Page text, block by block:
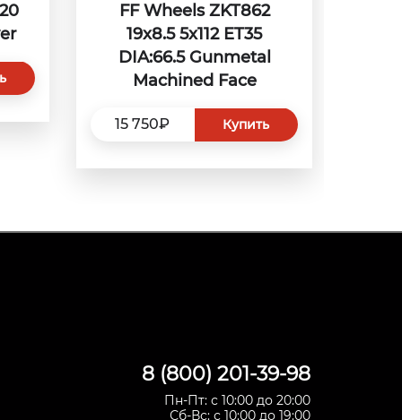
FF Wheels ZKT862
19x8.5 5x112 ET35
DIA:66.5 Gunmetal
Machined Face
15 750₽ Купить
8 (800) 201-39-98
Пн-Пт: с 10:00 до 20:00
Сб-Вс: с 10:00 до 19:00